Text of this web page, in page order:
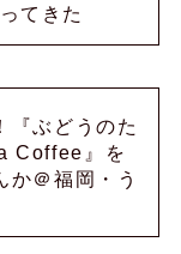
てきた
『ぶどうのた
Coffee』を
か＠福岡・う